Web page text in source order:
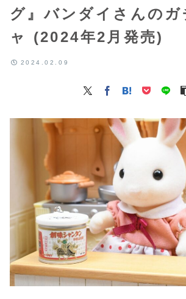
グ』バンダイさんのガ
ャ (2024年2月発売)
2024.02.09